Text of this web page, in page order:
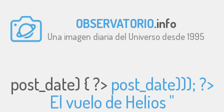
OBSERVATORIO.info
Una imagen diaria del Universo desde 1995
post_date) { ?> post_date))); ?>
El vuelo de Helios "